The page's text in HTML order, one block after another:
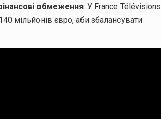
обмеження. У France Télévisions
мільйонів євро, аби збалансувати